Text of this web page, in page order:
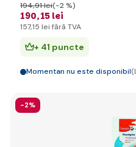
190,15 lei
194,91 lei(-2 %)
157,15 lei fără TVA
+ 41 puncte
Momentan nu este disponibil
-2%